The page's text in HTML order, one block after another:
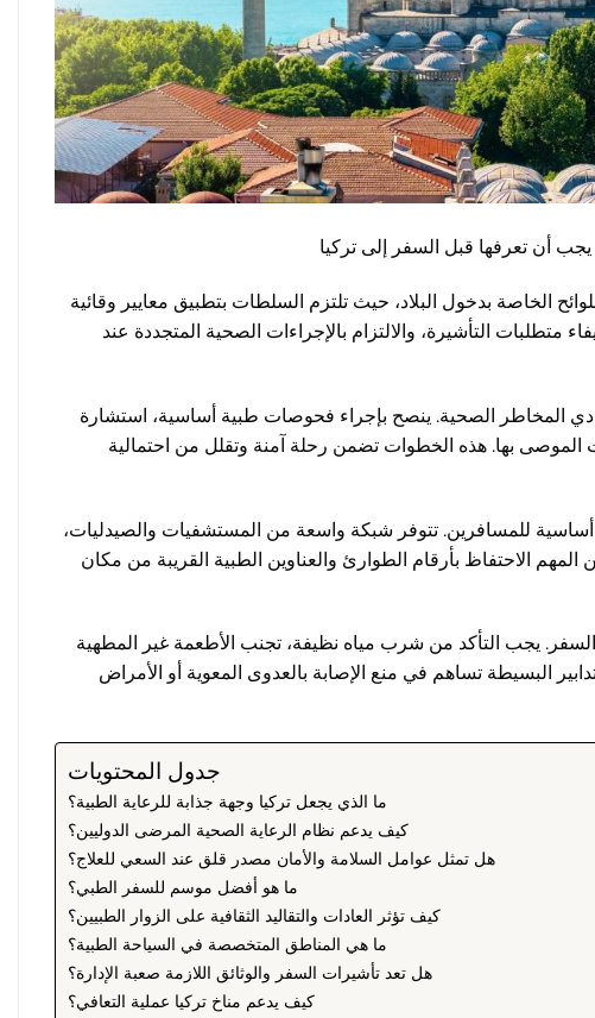
يجب أن تعرفها قبل السفر إلى تركيا
الخاصة بدخول البلاد، حيث تلتزم السلطات بتطبيق معايير وقائية
التأشيرة، والالتزام بالإجراءات الصحية المتجددة عند
المخاطر الصحية. ينصح بإجراء فحوصات طبية أساسية، استشارة
بها. هذه الخطوات تضمن رحلة آمنة وتقلل من احتمالية
أساسية للمسافرين. تتوفر شبكة واسعة من المستشفيات والصيدليات،
الاحتفاظ بأرقام الطوارئ والعناوين الطبية القريبة من مكان
السفر. يجب التأكد من شرب مياه نظيفة، تجنب الأطعمة غير المطهية
البسيطة تساهم في منع الإصابة بالعدوى المعوية أو الأمراض
جدول المحتويات
ما الذي يجعل تركيا وجهة جذابة للرعاية الطبية؟
كيف يدعم نظام الرعاية الصحية المرضى الدوليين؟
هل تمثل عوامل السلامة والأمان مصدر قلق عند السعي للعلاج؟
ما هو أفضل موسم للسفر الطبي؟
كيف تؤثر العادات والتقاليد الثقافية على الزوار الطبيين؟
ما هي المناطق المتخصصة في السياحة الطبية؟
هل تعد تأشيرات السفر والوثائق اللازمة صعبة الإدارة؟
كيف يدعم مناخ تركيا عملية التعافي؟